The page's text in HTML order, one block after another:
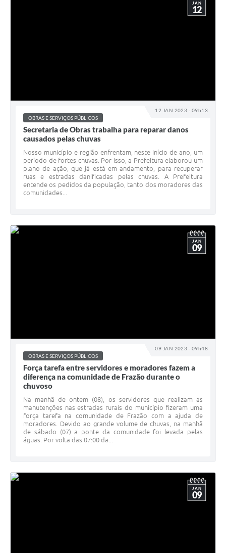
12 JAN 2023 - 09h13
JAN
12
OBRAS E SERVIÇOS PÚBLICOS
Secretaria de Obras trabalha para reparar danos
causados pelas chuvas
Nosso município e região enfrentam, neste início de ano, um
período de fortes chuvas. Por isso, a Prefeitura elaborou um
plano de ação, que já está em andamento, para recuperar
ruas e estradas danificadas pelas chuvas. A Prefeitura
entende os pedidos da população, tanto dos moradores das
comunidades...
09 JAN 2023 - 09h48
JAN
09
OBRAS E SERVIÇOS PÚBLICOS
Força tarefa entre servidores e moradores fazem a
diferença na comunidade de Frazão durante o
chuvoso
Na manhã de ontem (08), os servidores que realizam as
manutenções nas estradas rurais do município fizeram uma
força tarefa na comunidade de Frazão com a ajuda de
moradores. Devido ao grande volume de chuvas, na manhã
de sábado (07) a ponte da comunidade foi levada pelas
águas. Por volta das 07:00 da...
JAN
09